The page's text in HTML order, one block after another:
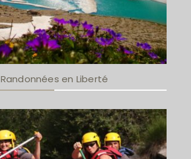
Randonnées en Liberté